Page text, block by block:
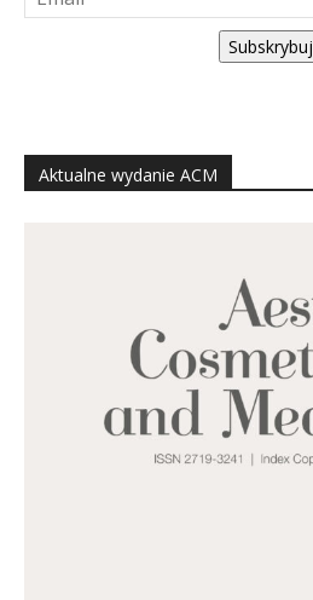
Subskrybuj
Aktualne wydanie ACM